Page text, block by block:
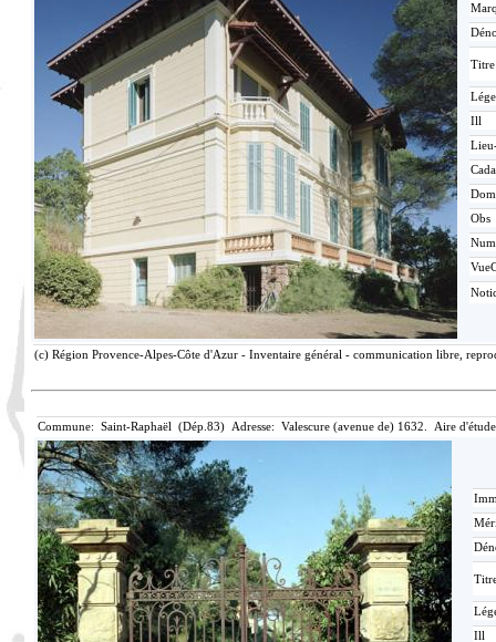
Ill
Obs
(c) Région Provence-Alpes-Côte d'Azur - Inventaire général - communication libre,
Commune: Saint-Raphaël (Dép.83) Adresse: Valescure (avenue de) 1632. Aire
Ill